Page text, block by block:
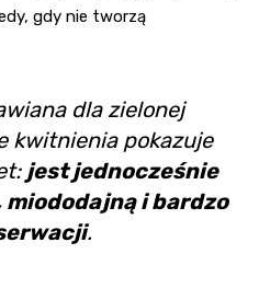
gdy nie tworzą
dla zielonej
kwitnienia pokazuje
jest jednocześnie
i bardzo
.